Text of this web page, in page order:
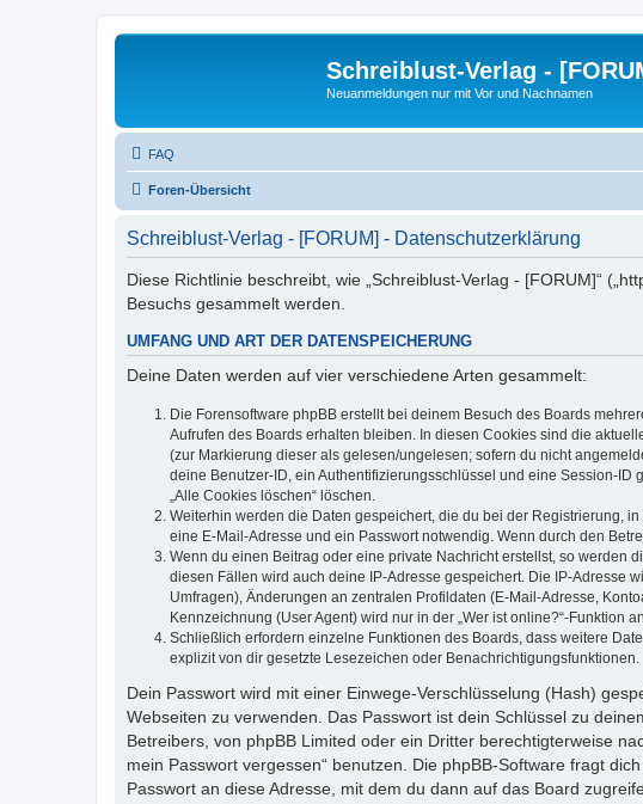
Schreiblust-Verlag -
Neuanmeldungen nur mit Vor und Nachnamen
FAQ
Foren-Übersicht
Schreiblust-Verlag - [FORUM] - Datenschutzerklärung
Diese Richtlinie beschreibt, wie „Schreiblust-Verlag - [FORUM]“
Besuchs gesammelt werden.
UMFANG UND ART DER DATENSPEICHERUNG
Deine Daten werden auf vier verschiedene Arten gesammelt:
Die Forensoftware phpBB erstellt bei deinem Besuch des Boards
Aufrufen des Boards erhalten bleiben. In diesen Cookies sind die
(zur Markierung dieser als gelesen/ungelesen; sofern du nicht
deine Benutzer-ID, ein Authentifizierungsschlüssel und eine Session-
„Alle Cookies löschen“ löschen.
Weiterhin werden die Daten gespeichert, die du bei der Registrierung,
eine E-Mail-Adresse und ein Passwort notwendig. Wenn durch den
Wenn du einen Beitrag oder eine private Nachricht erstellst, so werden
diesen Fällen wird auch deine IP-Adresse gespeichert. Die IP-Adresse
Umfragen), Änderungen an zentralen Profildaten (E-Mail-Adresse,
Kennzeichnung (User Agent) wird nur in der „Wer ist online?“-Funktion
Schließlich erfordern einzelne Funktionen des Boards, dass weitere
explizit von dir gesetzte Lesezeichen oder Benachrichtigungsfunktionen.
Dein Passwort wird mit einer Einwege-Verschlüsselung (Hash)
Webseiten zu verwenden. Das Passwort ist dein Schlüssel zu
Betreibers, von phpBB Limited oder ein Dritter berechtigterweise
mein Passwort vergessen“ benutzen. Die phpBB-Software fragt
Passwort an diese Adresse, mit dem du dann auf das Board